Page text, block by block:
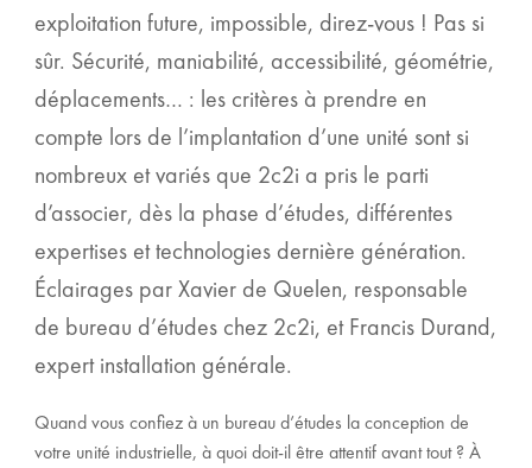
exploitation future, impossible, direz-vous ! Pas si
sûr. Sécurité, maniabilité, accessibilité, géométrie,
déplacements… : les critères à prendre en
compte lors de l’implantation d’une unité sont si
nombreux et variés que 2c2i a pris le parti
d’associer, dès la phase d’études, différentes
expertises et technologies dernière génération.
Éclairages par Xavier de Quelen, responsable
de bureau d’études chez 2c2i, et Francis Durand,
expert installation générale.
Quand vous confiez à un bureau d’études la conception de
votre unité industrielle, à quoi doit-il être attentif avant tout ? À